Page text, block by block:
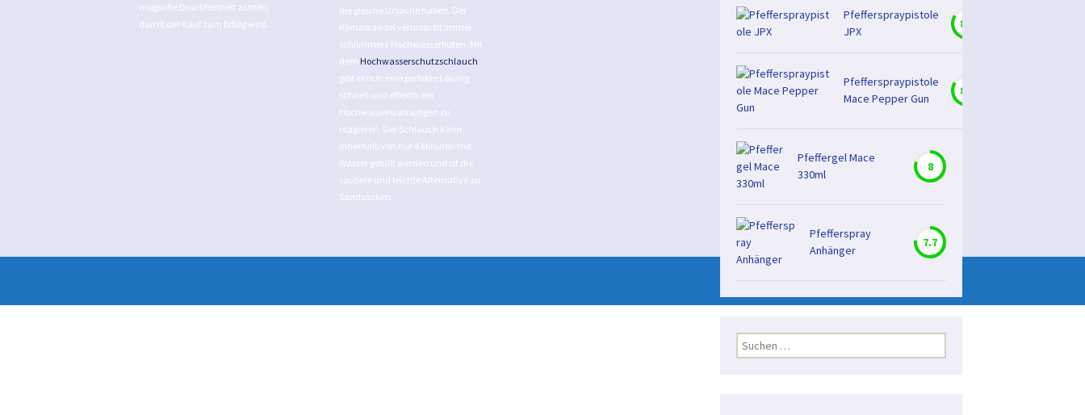
Pfefferspraypistole
JPX
8.4
Pfefferspraypistole
Mace Pepper Gun
8.4
Pfeffergel Mace
330ml
8
Pfefferspray
Anhänger
7.7
Suchen
nach:
mögliche Druckfeinheit achten,
damit der Kauf zum Erfolg wird.
die gleiche Ursache haben. Der
Klimawandel verursacht immer
schlimmere Hochwasserfluten. Mit
dem Hochwasserschutzschlauch
gibt es nun eine perfekte Lösung
schnell und effektiv bei
Hochwasserwarnungen zu
reagieren. Der Schlauch kann
innerhalb von nur 4 Minuten mit
Wasser gefüllt werden und ist die
saubere und leichte Alternative zu
Sandsäcken.